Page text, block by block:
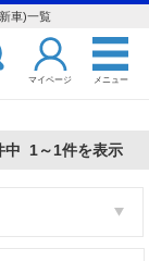
車)一覧
マイページ メニュー
中 1～1件を表示